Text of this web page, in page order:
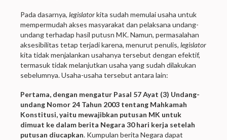
Pada dasarnya, legislatorkita sudah memulai usaha untuk
mempermudah akses masyarakat dan pelaksana undang-
undang terhadap hasil putusn MK. Namun, permasalahan
aksesibilitas tetap terjadi karena, menurut penulis, legislator
kita tidak menjalankan usahanya tersebut dengan efektif,
termasuk tidak melanjutkan usaha yang sudah dilakukan
sebelumnya. Usaha-usaha tersebut antara lain:
Pertama, dengan mengatur Pasal 57 Ayat (3) Undang-
undang Nomor 24 Tahun 2003 tentang Mahkamah
Konstitusi, yaitu mewajibkan putusan MK untuk
dimuat ke dalam berita Negara 30 hari kerja setelah
putusan diucapkan. Kumpulan berita Negara dapat